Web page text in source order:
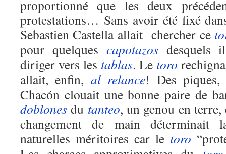
proportionné que les deux
protestations… Sans avoir été fixé
Sebastien Castella allait chercher ce
pour quelques capotazosdesquels il
diriger vers les tablas. Le toro
allait, enfin, al relance! Des
Chacón clouait une bonne paire de
doblones du tanteo, un genou en terre,
changement de main déterminait
naturelles méritoires car le toro